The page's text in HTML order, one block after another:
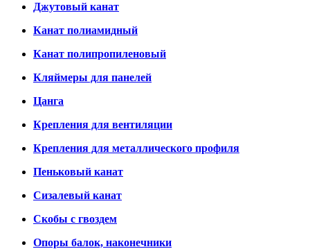
Джутовый канат
Канат полиамидный
Канат полипропиленовый
Кляймеры для панелей
Цанга
Крепления для вентиляции
Крепления для металлического профиля
Пеньковый канат
Сизалевый канат
Скобы с гвоздем
Опоры балок, наконечники